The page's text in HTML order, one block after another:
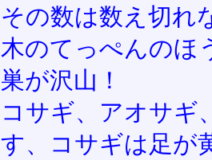
その数は数え切れ
木のてっぺんのほ
巣が沢山！
コサギ、アオサギ
す、コサギは足が